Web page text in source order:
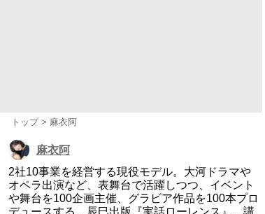
トップ 麻衣阿
麻衣阿
2社10事業を経営する現役モデル。大河ドラマや
オペラ出演など、表舞台で活躍しつつ、イベント
や舞台を100企画主催、グラビア作品を100本プロ
デュースする。辰巳出版『実話ローレンス』、講